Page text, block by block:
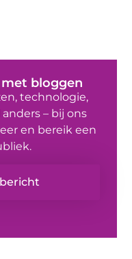
bloggen
technologie,
– bij ons
en bereik een